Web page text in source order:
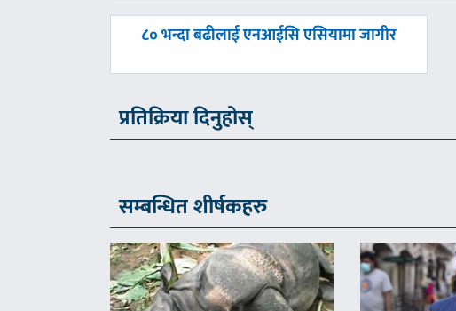
पछिल्लाे
८० भन्दा बढीलाई एनआईसि एसियामा जागीर
प्रतिक्रिया दिनुहोस्
सम्बन्धित शीर्षकहरु